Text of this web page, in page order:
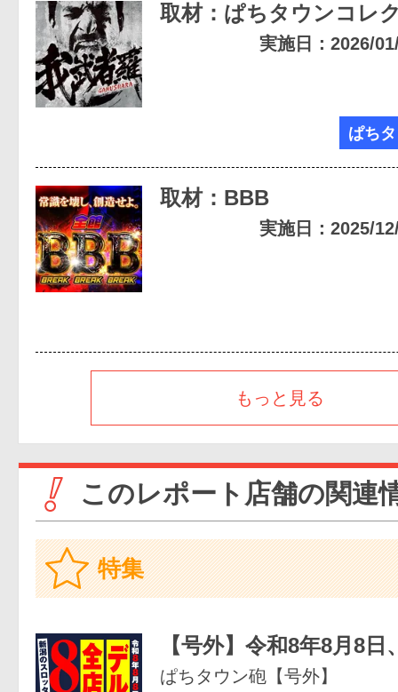
取材：ぱちタウンコレ
実施日：2026/
ぱち
取材：BBB
実施日：2025/
もっと見る
このレポート店舗の関連
特集
【号外】令和8年8月8
ぱちタウン砲【号外】